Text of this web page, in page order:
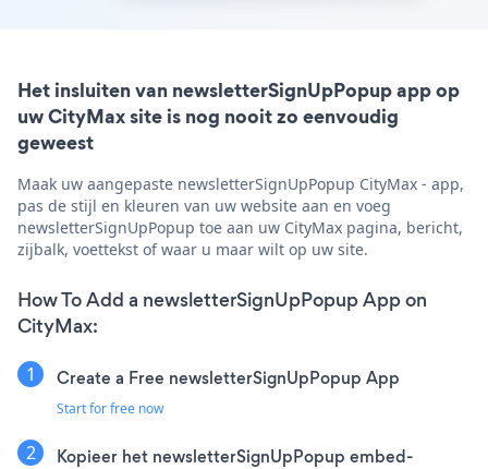
Het insluiten van newsletterSignUpPopup app op
uw CityMax site is nog nooit zo eenvoudig
geweest
Maak uw aangepaste newsletterSignUpPopup CityMax - app,
pas de stijl en kleuren van uw website aan en voeg
newsletterSignUpPopup toe aan uw CityMax pagina, bericht,
zijbalk, voettekst of waar u maar wilt op uw site.
How To Add a newsletterSignUpPopup App on
CityMax:
Create a Free newsletterSignUpPopup App
Start for free now
Kopieer het newsletterSignUpPopup embed-